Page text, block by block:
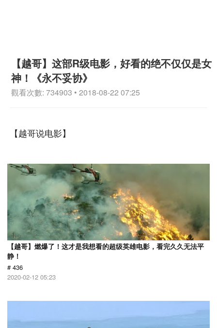
【越哥】这部R级电影，好看的绝不仅仅是女
神！《永不妥协》
觀看次數: 734903 • 2018-08-22 07:25
【越哥说电影】
【越哥】燃爆了！这才是我想看的超级英雄电影，看完久久无法平
静！
# 436
2020-02-12 05:23